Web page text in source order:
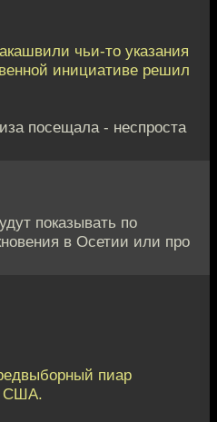
чьи-то указания
инициативе решил
посещала - неспроста
показывать по
в Осетии или про
пиар
США.